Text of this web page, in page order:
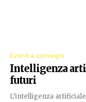
Eventi e convegni
Intelligenza
futuri
L’intelligenza